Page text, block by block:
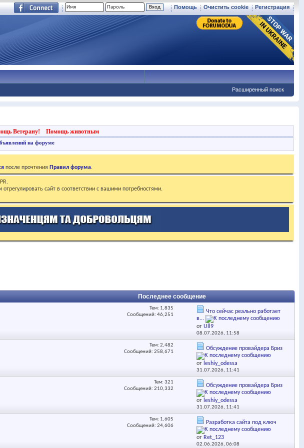
Регистрация
Очистить cookie
Помощь
Расширенный поиск
Ветерану! Помощь животным
на форуме
после прочтения Правил форума.
сайт в соответствии с вашими потребностями.
Последнее сообщение
Тем: 1,835
Сообщений: 46,251
Что сейчас реально работает
в...
отUll9
08.07.2026, 11:58
Тем: 2,482
Сообщений: 258,671
Обсуждение провайдера Бриз
от leshiy_odessa
31.07.2026, 11:41
Тем: 321
Сообщений: 210,332
Обсуждение провайдера Бриз
от leshiy_odessa
31.07.2026, 11:41
Тем: 1,605
Сообщений: 24,606
Разработка сайта под ключ
от Ret_123
02.06.2026,06:08